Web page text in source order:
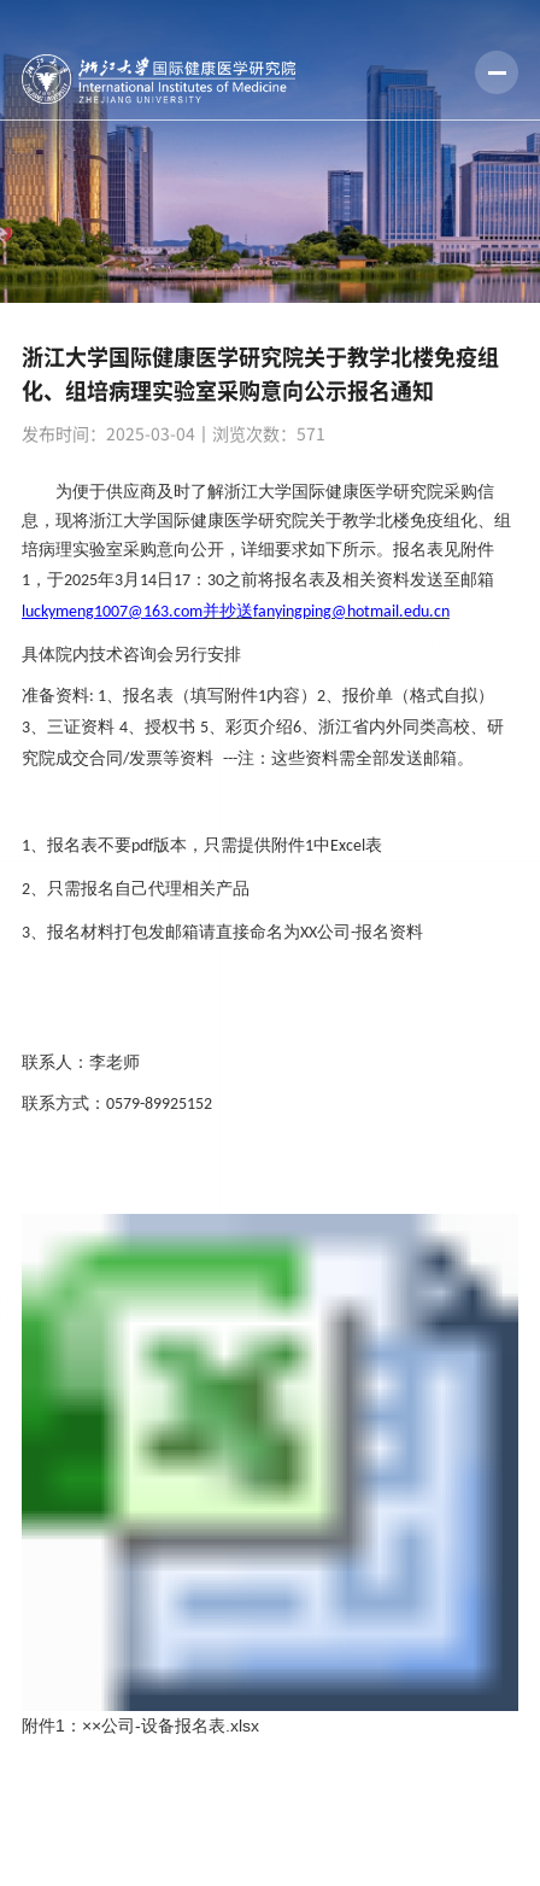
浙江大学国际健康医学研究院关于教学北楼免疫组
化、组培病理实验室采购意向公示报名通知
发布时间：2025-03-04丨浏览次数： 571
为便于供应商及时了解浙江大学国际健康医学研究院采购信
息，现将浙江大学国际健康医学研究院关于教学北楼免疫组化、组
培病理实验室采购意向公开，详细要求如下所示。报名表见附件
1 ，于2025年3月 14日 17： 30之前将报名表及相关资料发送至邮箱
luckymeng1007@163.com并抄送fanyingping@hotmail.edu.cn
具体院内技术咨询会另行安排
准备资料: 1 、报名表（填写附件1内容） 2、报价单（格式自拟）
3、三证资料 4、授权书 5、彩页介绍6、浙江省内外同类高校、研
究院成交合同 /发票等资料 ---注：这些资料需全部发送邮箱。
1 、报名表不要pdf版本，只需提供附件1中 Excel 表
2、只需报名自己代理相关产品
3、报名材料打包发邮箱请直接命名为XX公司 -报名资料
联系人：李老师
联系方式： 0579-89925152
附件1：××公司-设备报名表.xlsx